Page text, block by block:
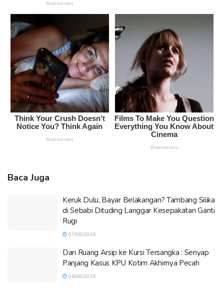
Baca Juga
Keruk Dulu, Bayar Belakangan? Tambang Silika
di Sebabi Dituding Langgar Kesepakatan Ganti
Rugi
07/08/2026
Dari Ruang Arsip ke Kursi Tersangka : Senyap
Panjang Kasus KPU Kotim Akhirnya Pecah
06/08/2026